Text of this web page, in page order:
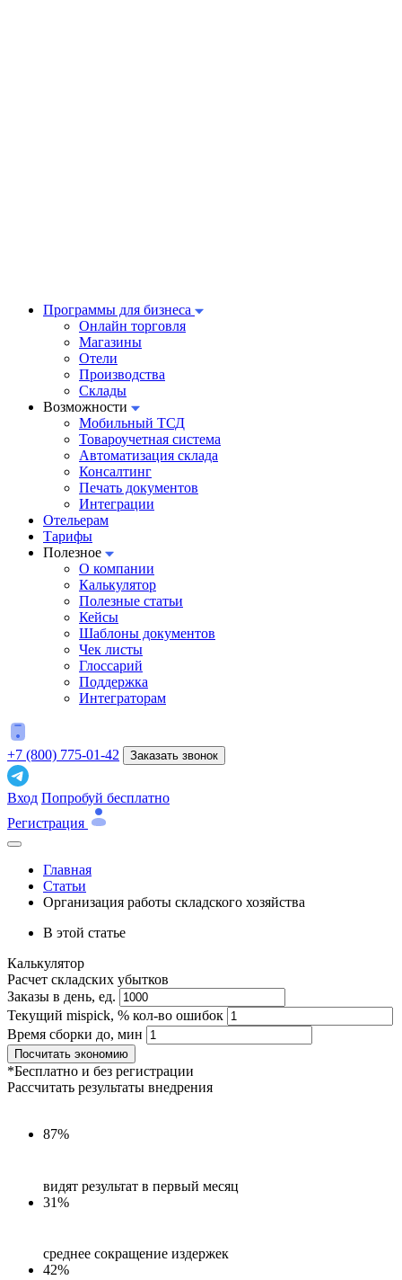
Программы для бизнеса
Онлайн торговля
Магазины
Отели
Производства
Склады
Возможности
Мобильный ТСД
Товароучетная система
Автоматизация склада
Консалтинг
Печать документов
Интеграции
Отельерам
Тарифы
Полезное
О компании
Калькулятор
Полезные статьи
Кейсы
Шаблоны документов
Чек листы
Глоссарий
Поддержка
Интеграторам
+7 (800) 775-01-42 Заказать звонок
Вход Попробуй бесплатно
Регистрация
Главная
Статьи
Организация работы складского хозяйства
В этой статье
Калькулятор
Расчет складских убытков
Заказы в день, ед.
Текущий mispick, % кол-во ошибок
Время сборки до, мин
Посчитать экономию
*Бесплатно и без регистрации
Рассчитать результаты внедрения
87%
видят результат в первый месяц
31%
среднее сокращение издержек
42%